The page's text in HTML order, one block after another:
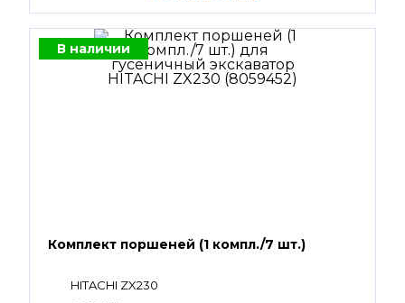
В наличии
Комплект поршеней (1 компл./7 шт.)
HITACHI ZX230